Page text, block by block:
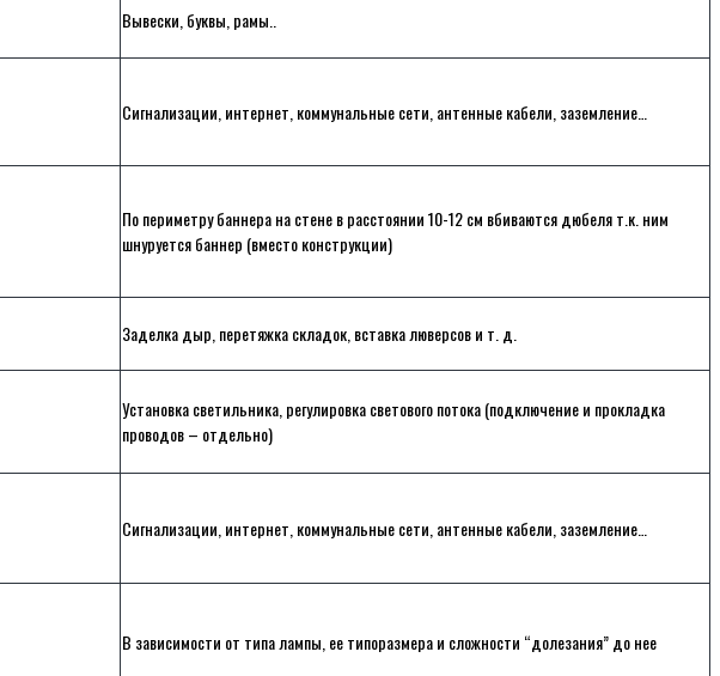
Вывески, буквы, рамы..
Сигнализации, интернет, коммунальные сети, антенные кабели, заземление…
По периметру баннера на стене в расстоянии 10-12 см вбиваются дюбеля т.к. ним
шнуруется баннер (вместо конструкции)
Заделка дыр, перетяжка складок, вставка люверсов и т. д.
Установка светильника, регулировка светового потока (подключение и прокладка
проводов – отдельно)
Сигнализации, интернет, коммунальные сети, антенные кабели, заземление…
В зависимости от типа лампы, ее типоразмера и сложности “долезания” до нее